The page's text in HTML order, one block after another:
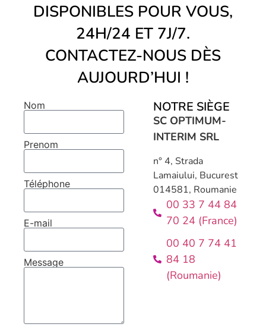
DISPONIBLES POUR VOUS,
24H/24 ET 7J/7.
CONTACTEZ-NOUS DÈS
AUJOURD’HUI !
Nom
Prenom
Téléphone
E-mail
Message
NOTRE SIÈGE
SC OPTIMUM-
INTERIM SRL
n° 4, Strada
Lamaiului, Bucurest
014581, Roumanie
00 33 7 44 84
70 24 (France)
00 40 7 74 41
84 18
(Roumanie)